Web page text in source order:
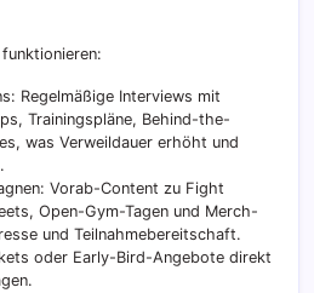
Regelmäßige Interviews mit
Trainingspläne, Behind-the-
was Verweildauer erhöht und
Vorab-Content zu Fight
Open-Gym-Tagen und Merch-
und Teilnahmebereitschaft.
oder Early-Bird-Angebote direkt